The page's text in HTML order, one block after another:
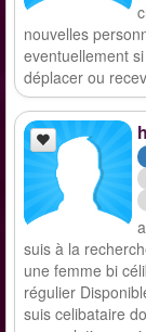
nouvelles
eventuellement
déplacer ou
suis à la
une femme bi
régulier
suis celibataire